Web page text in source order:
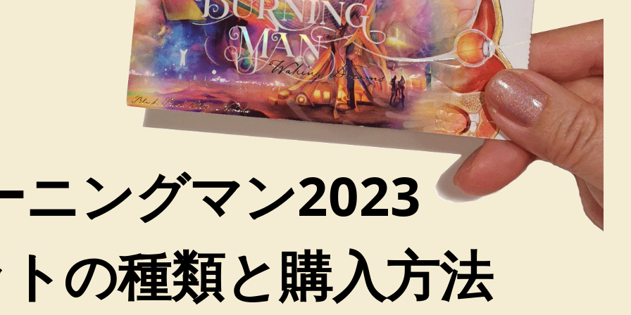
ニングマン2023
の種類と購入方法